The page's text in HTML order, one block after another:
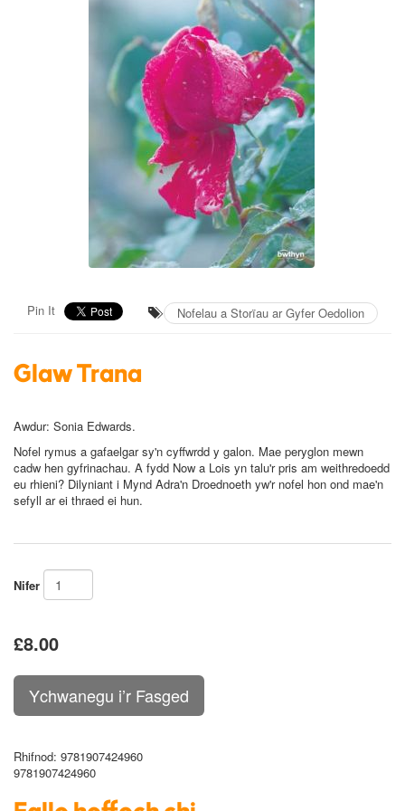
Pin It Nofelau a Storïau ar Gyfer Oedolion
Glaw Trana
Awdur: Sonia Edwards.
Nofel rymus a gafaelgar sy'n cyffwrdd y galon. Mae peryglon mewn
cadw hen gyfrinachau. A fydd Now a Lois yn talu'r pris am weithredoedd
eu rhieni? Dilyniant i Mynd Adra'n Droednoeth yw'r nofel hon ond mae'n
sefyll ar ei thraed ei hun.
Nifer
£8.00
Rhifnod: 9781907424960
9781907424960